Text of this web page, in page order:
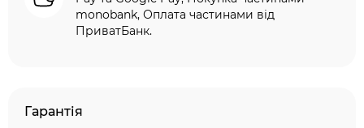
monobank, Оплата частинами від
ПриватБанк.
Гарантія